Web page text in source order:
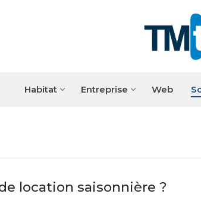
Habitat Entreprise Web
location saisonnière ?